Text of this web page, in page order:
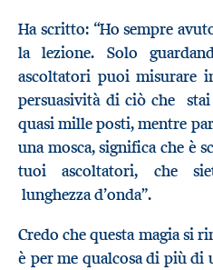
Ha scritto: “Ho sempre
la lezione. Solo
ascoltatori puoi misurare
persuasività di ciò che stai
quasi mille posti, mentre
una mosca, significa che è
tuoi ascoltatori, che
lunghezza d’onda”.
Credo che questa magia si
è per me qualcosa di più di